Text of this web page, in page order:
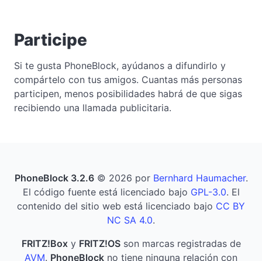
Participe
Si te gusta PhoneBlock, ayúdanos a difundirlo y
compártelo con tus amigos. Cuantas más personas
participen, menos posibilidades habrá de que sigas
recibiendo una llamada publicitaria.
PhoneBlock 3.2.6© 2026 por Bernhard Haumacher.
El código fuente está licenciado bajo GPL-3.0. El
contenido del sitio web está licenciado bajo CC BY
NC SA 4.0.
FRITZ!Boxy FRITZ!OSson marcas registradas de
AVM. PhoneBlock no tiene ninguna relación con